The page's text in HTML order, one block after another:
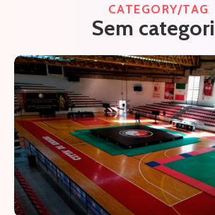
CATEGORY/TAG
Sem